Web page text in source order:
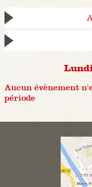
Aucun évènement
période